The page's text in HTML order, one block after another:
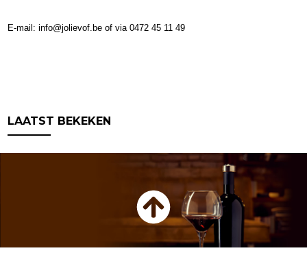
E-mail: info@jolievof.be of via 0472 45 11 49
LAATST BEKEKEN